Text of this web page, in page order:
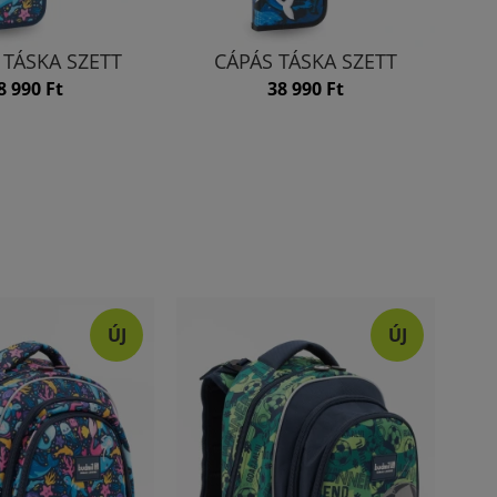
SZETT
990 Ft
CÁPÁS TÁSKA SZETT
38 990 Ft
ÚJ ÚJ